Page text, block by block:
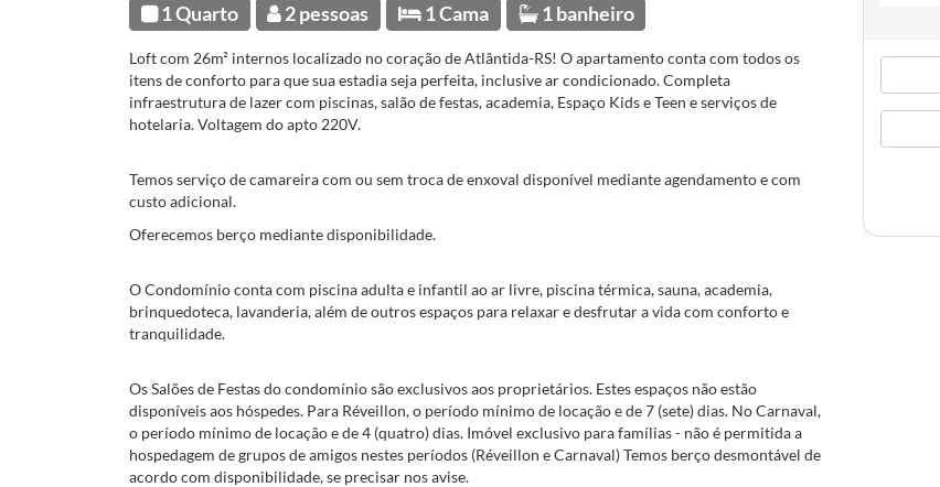
1 Quarto 2 pessoas 1 Cama 1 banheiro
Loft com 26m² internos localizado no coração de Atlântida-RS! O apartamento conta com todos os
itens de conforto para que sua estadia seja perfeita, inclusive ar condicionado. Completa
infraestrutura de lazer com piscinas, salão de festas, academia, Espaço Kids e Teen e serviços de
hotelaria. Voltagem do apto 220V.
Temos serviço de camareira com ou sem troca de enxoval disponível mediante agendamento e com
custo adicional.
Oferecemos berço mediante disponibilidade.
O Condomínio conta com piscina adulta e infantil ao ar livre, piscina térmica, sauna, academia,
brinquedoteca, lavanderia, além de outros espaços para relaxar e desfrutar a vida com conforto e
tranquilidade.
Os Salões de Festas do condomínio são exclusivos aos proprietários. Estes espaços não estão
disponíveis aos hóspedes. Para Réveillon, o período mínimo de locação e de 7 (sete) dias. No Carnaval,
o período mínimo de locação e de 4 (quatro) dias. Imóvel exclusivo para famílias - não é permitida a
hospedagem de grupos de amigos nestes períodos (Réveillon e Carnaval) Temos berço desmontável de
acordo com disponibilidade, se precisar nos avise.